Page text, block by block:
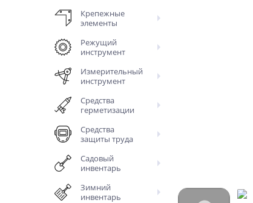
Крепежные
элементы
Режущий
инструмент
Измерительный
инструмент
Средства
герметизации
Средства
защиты труда
Садовый
инвентарь
Зимний
инвентарь